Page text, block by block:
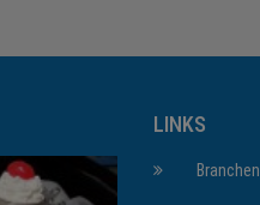
LINKS
Branchen